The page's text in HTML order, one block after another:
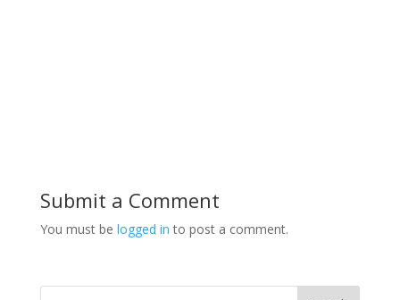
Submit a Comment
You must be logged in to post a comment.